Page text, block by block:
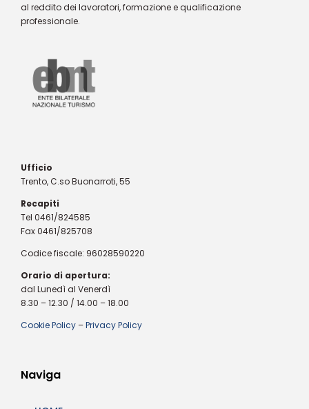
al reddito dei lavoratori, formazione e qualificazione
professionale.
Ufficio
Trento, C.so Buonarroti, 55
Recapiti
Tel 0461/824585
Fax 0461/825708
Codice fiscale: 96028590220
Orario di apertura:
dal Lunedì al Venerdì
8.30 – 12.30 / 14.00 – 18.00
Cookie Policy –Privacy Policy
Naviga